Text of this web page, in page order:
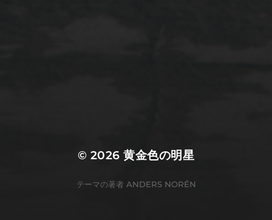
© 2026黄金色の明星
テーマの著者 ANDERS NORÉN